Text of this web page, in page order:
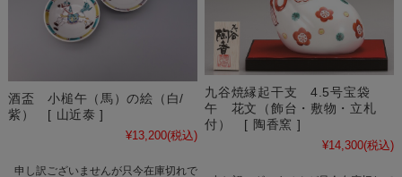
酒盃 小槌午（馬）の絵（白/
紫） [ 山近泰 ]
¥13,200(税込)
申し訳ございませんが只今在庫切れで
九谷焼縁起干支 4.5号宝袋
午 花文（飾台・敷物・立札
付） [ 陶香窯 ]
¥14,300(税込)